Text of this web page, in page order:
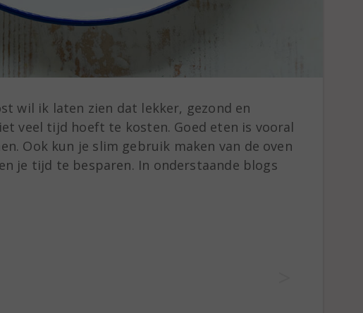
wil ik laten zien dat lekker, gezond en
veel tijd hoeft te kosten. Goed eten is vooral
Ook kun je slim gebruik maken van de oven
je tijd te besparen. In onderstaande blogs